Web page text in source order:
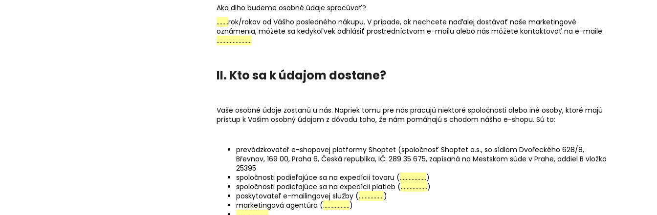
Ako dlho budeme osobné údaje spracúvať?
……..rok/rokov od Vášho posledného nákupu. V prípade, ak nechcete naďalej dostávať naše marketingové
oznámenia, môžete sa kedykoľvek odhlásiť prostredníctvom e-mailu alebo nás môžete kontaktovať na e-maile:
……………………
II. Kto sa k údajom dostane?
Vaše osobné údaje zostanú u nás. Napriek tomu pre nás pracujú niektoré spoločnosti alebo iné osoby, ktoré majú
prístup k Vašim osobný údajom z dôvodu toho, že nám pomáhajú s chodom nášho e-shopu. Sú to:
prevádzkovateľ e-shopovej platformy Shoptet (spoločnosť Shoptet a.s., so sídlom Dvořeckého 628/8,
Břevnov, 169 00, Praha 6, Česká republika, IČ: 289 35 675, zapísaná na Mestskom súde v Prahe, oddiel B vložka
25395
spoločnosti podieľajúce sa na expedícii tovaru (………………)
spoločnosti podieľajúce sa na expedícii platieb (………………)
poskytovateľ e-mailingovej služby (……………..)
marketingová agentúra (………………)